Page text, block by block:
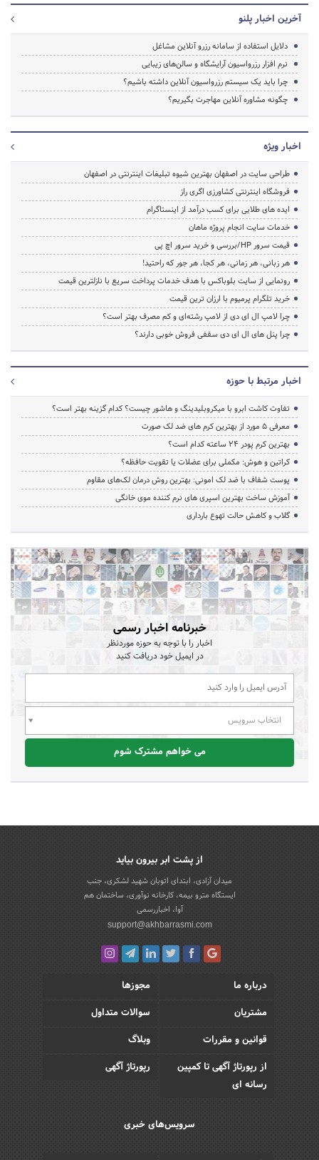
آخرین اخبار پلنو
دلایل استفاده از سامانه رزرو آنلاین مشاغل
نرم افزار رزرواسیون آرایشگاه و سالن‌های زیبایی
چرا باید یک سیستم رزرواسیون آنلاین داشته باشیم؟
چگونه مشاوره آنلاین مهاجرت بگیریم؟
اخبار ویژه
طراحی سایت در اصفهان بهترین شیوه تبلیغات اینترنتی در اصفهان
فروشگاه اینترنتی کشاورزی اگری راز
ایده های طلایی برای کسب درآمد از اینستاگرام
خدمات سایت انجام پروژه ماهان
قیمت سرور HP/بررسی و خرید سرور اچ پی
هر زبانی، هر زمانی، هر کجا، هر جور که راحتید!
رونمایی از سایت بلوباکس با هدف خدمات پرداخت سریع با نازلترین قیمت
خرید تلگرام پرمیوم با ارزان ترین قیمت
چرا لامپ ال ای دی از لامپ رشته‌ای و کم مصرف بهتر است؟
چرا پنل های ال ای دی سقفی فروش خوبی دارند؟
اخبار مرتبط با حوزه
تفاوت کاشت ابرو با میکروبلیدینگ و هاشور چیست؟ کدام گزینه بهتر است؟
معرفی 5 مورد از بهترین کرم های ضد لک صورت
بهترین کرم پودر 24 ساعته کدام است؟
کراتین و هوش: مکملی برای عضلات یا تقویت حافظه؟
پوست شفاف با ضد لک امونی: بهترین روش درمان لک‌های مقاوم
آموزش ساخت بهترین اسپری های نرم‌ کننده موی خانگی
گلاب و کاهش حالت تهوع بارداری
خبرنامه اخبار رسمی
اخبار را با توجه به حوزه موردنظر
در ایمیل خود دریافت کنید
انتخاب سرویس
می خواهم مشترک شوم
از پشت ابر بیرون بیاید
میدان آزادی، ابتدای اتوبان شهید لشکری، جنب
ایستگاه مترو بیمه، کارخانه نوآوری، ساختمان هم
آوا، اخباررسمی
support@akhbarrasmi.com
درباره ما
مجوزها
مشتریان
سوالات متداول
قوانین و مقررات
وبلاگ
از رپورتاژ آگهی تا کمپین
رسانه ای
رپورتاژ آگهی
سرویس‌های خبری